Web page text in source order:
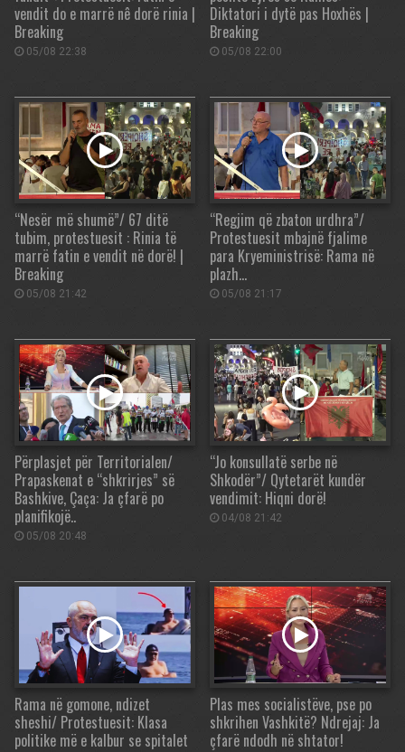
vendit do e marrë nê dorë rinia |
Breaking
05/08 22:38
Diktatori i dytë pas Hoxhës |
Breaking
05/08 22:00
“Nesër më shumë”/ 67 ditë
tubim, protestuesit : Rinia të
marrë fatin e vendit në dorë! |
Breaking
05/08 21:42
“Regjim që zbaton urdhra”/
Protestuesit mbajnë fjalime
para Kryeministrisë: Rama në
plazh…
05/08 21:17
Përplasjet për Territorialen/
Prapaskenat e “shkrirjes” së
Bashkive, Çaça: Ja çfarë po
planifikojë..
05/08 20:48
“Jo konsullatë serbe në
Shkodër”/ Qytetarët kundër
vendimit: Hiqni dorë!
04/08 21:42
Rama në gomone, ndizet
sheshi/ Protestuesit: Klasa
politike më e kalbur se spitalet
Plas mes socialistëve, pse po
shkrihen Vashkitë? Ndrejaj: Ja
çfarë ndodh në shtator!